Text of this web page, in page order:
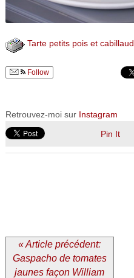
Tarte petits pois et cabillaud
Follow
Retrouvez-moi sur Instagram
Pin It
« Article précédent:
Gaspacho de tomates
jaunes façon William